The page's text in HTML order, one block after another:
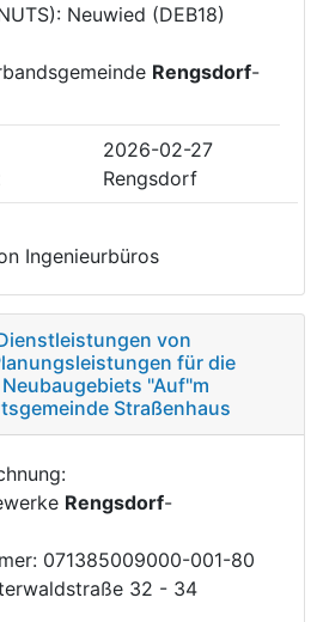
Neuwied (DEB18)
Rengsdorf-
2026-02-27
Rengsdorf
Ingenieurbüros
von
für die
"Auf"m
Straßenhaus
Rengsdorf-
071385009000-001-80
32 - 34